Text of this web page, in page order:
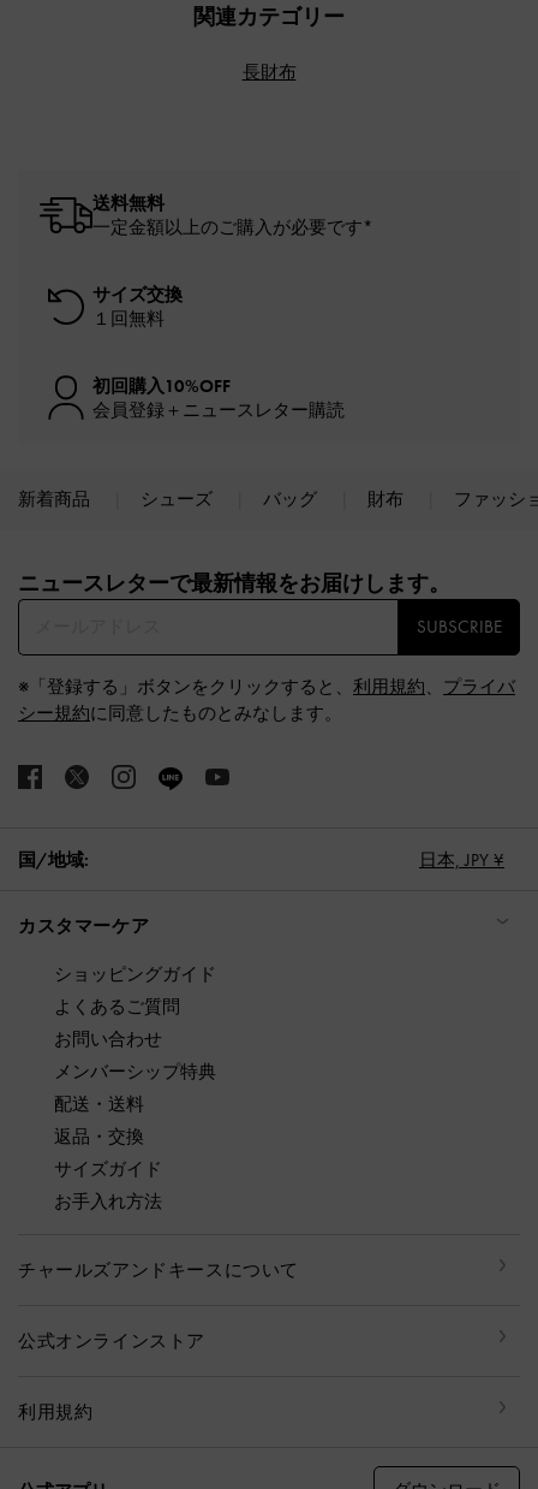
関連カテゴリー
長財布
送料無料
一定金額以上のご購入が必要です*
サイズ交換
１回無料
初回購入10%OFF
会員登録＋ニュースレター購読
新着商品 シューズ バッグ 財布 ファッシ
ニュースレターで最新情報をお届けします。​
SUBSCRIBE
※「登録する」ボタンをクリックすると、 利用規約、 プライバ
シー規約に同意したものとみなします。
国/地域: 日本, JPY ¥
カスタマーケア
ショッピングガイド
よくあるご質問
お問い合わせ
メンバーシップ特典
配送・送料
返品・交換
サイズガイド
お手入れ方法
チャールズアンドキースについて
公式オンラインストア
利用規約